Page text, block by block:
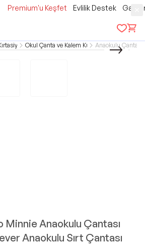
Premium'u Keşfet Evlilik Destek
Okul Çanta ve Kalem KutuAnaokulu Çantası
Minnie Anaokulu Çantası
Anaokulu Sırt Çantası